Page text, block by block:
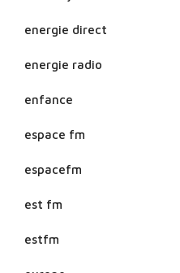
energie direct
energie radio
enfance
espace fm
espacefm
est fm
estfm